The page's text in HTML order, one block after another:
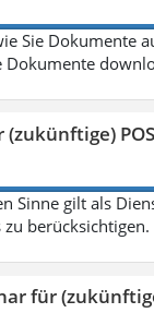
Sie Dokumente
(zukünftige)
Sinne gilt als
berücksichtigen.
für